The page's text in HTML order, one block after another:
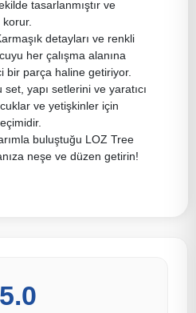
tasarlanmıştır ve
detayları ve renkli
her çalışma alanına
bir parça haline getiriyor.
set, yapı setlerini ve yaratıcı
ve yetişkinler için
buluştuğu LOZ Tree
neşe ve düzen getirin!
5.0